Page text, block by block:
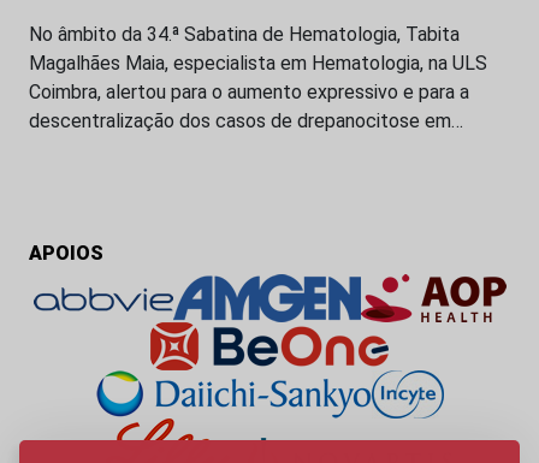
No âmbito da 34.ª Sabatina de Hematologia, Tabita
Magalhães Maia, especialista em Hematologia, na ULS
Coimbra, alertou para o aumento expressivo e para a
descentralização dos casos de drepanocitose em…
APOIOS